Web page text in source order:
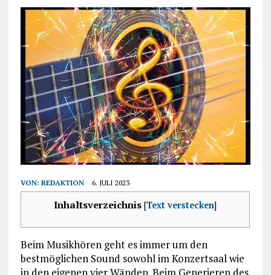
VON: REDAKTION 6. JULI 2023
Inhaltsverzeichnis [Text verstecken]
Beim Musikhören geht es immer um den
bestmöglichen Sound sowohl im Konzertsaal wie